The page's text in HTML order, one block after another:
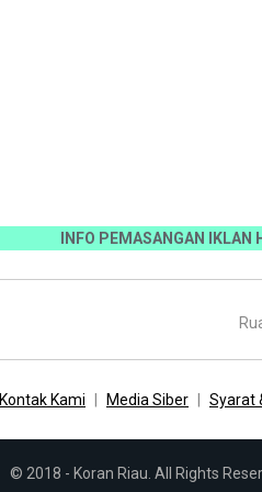
INFO PEMASANGAN IKLAN HUB
Kontak Kami Media Siber Syarat
© 2018 - Koran Riau. All Rights